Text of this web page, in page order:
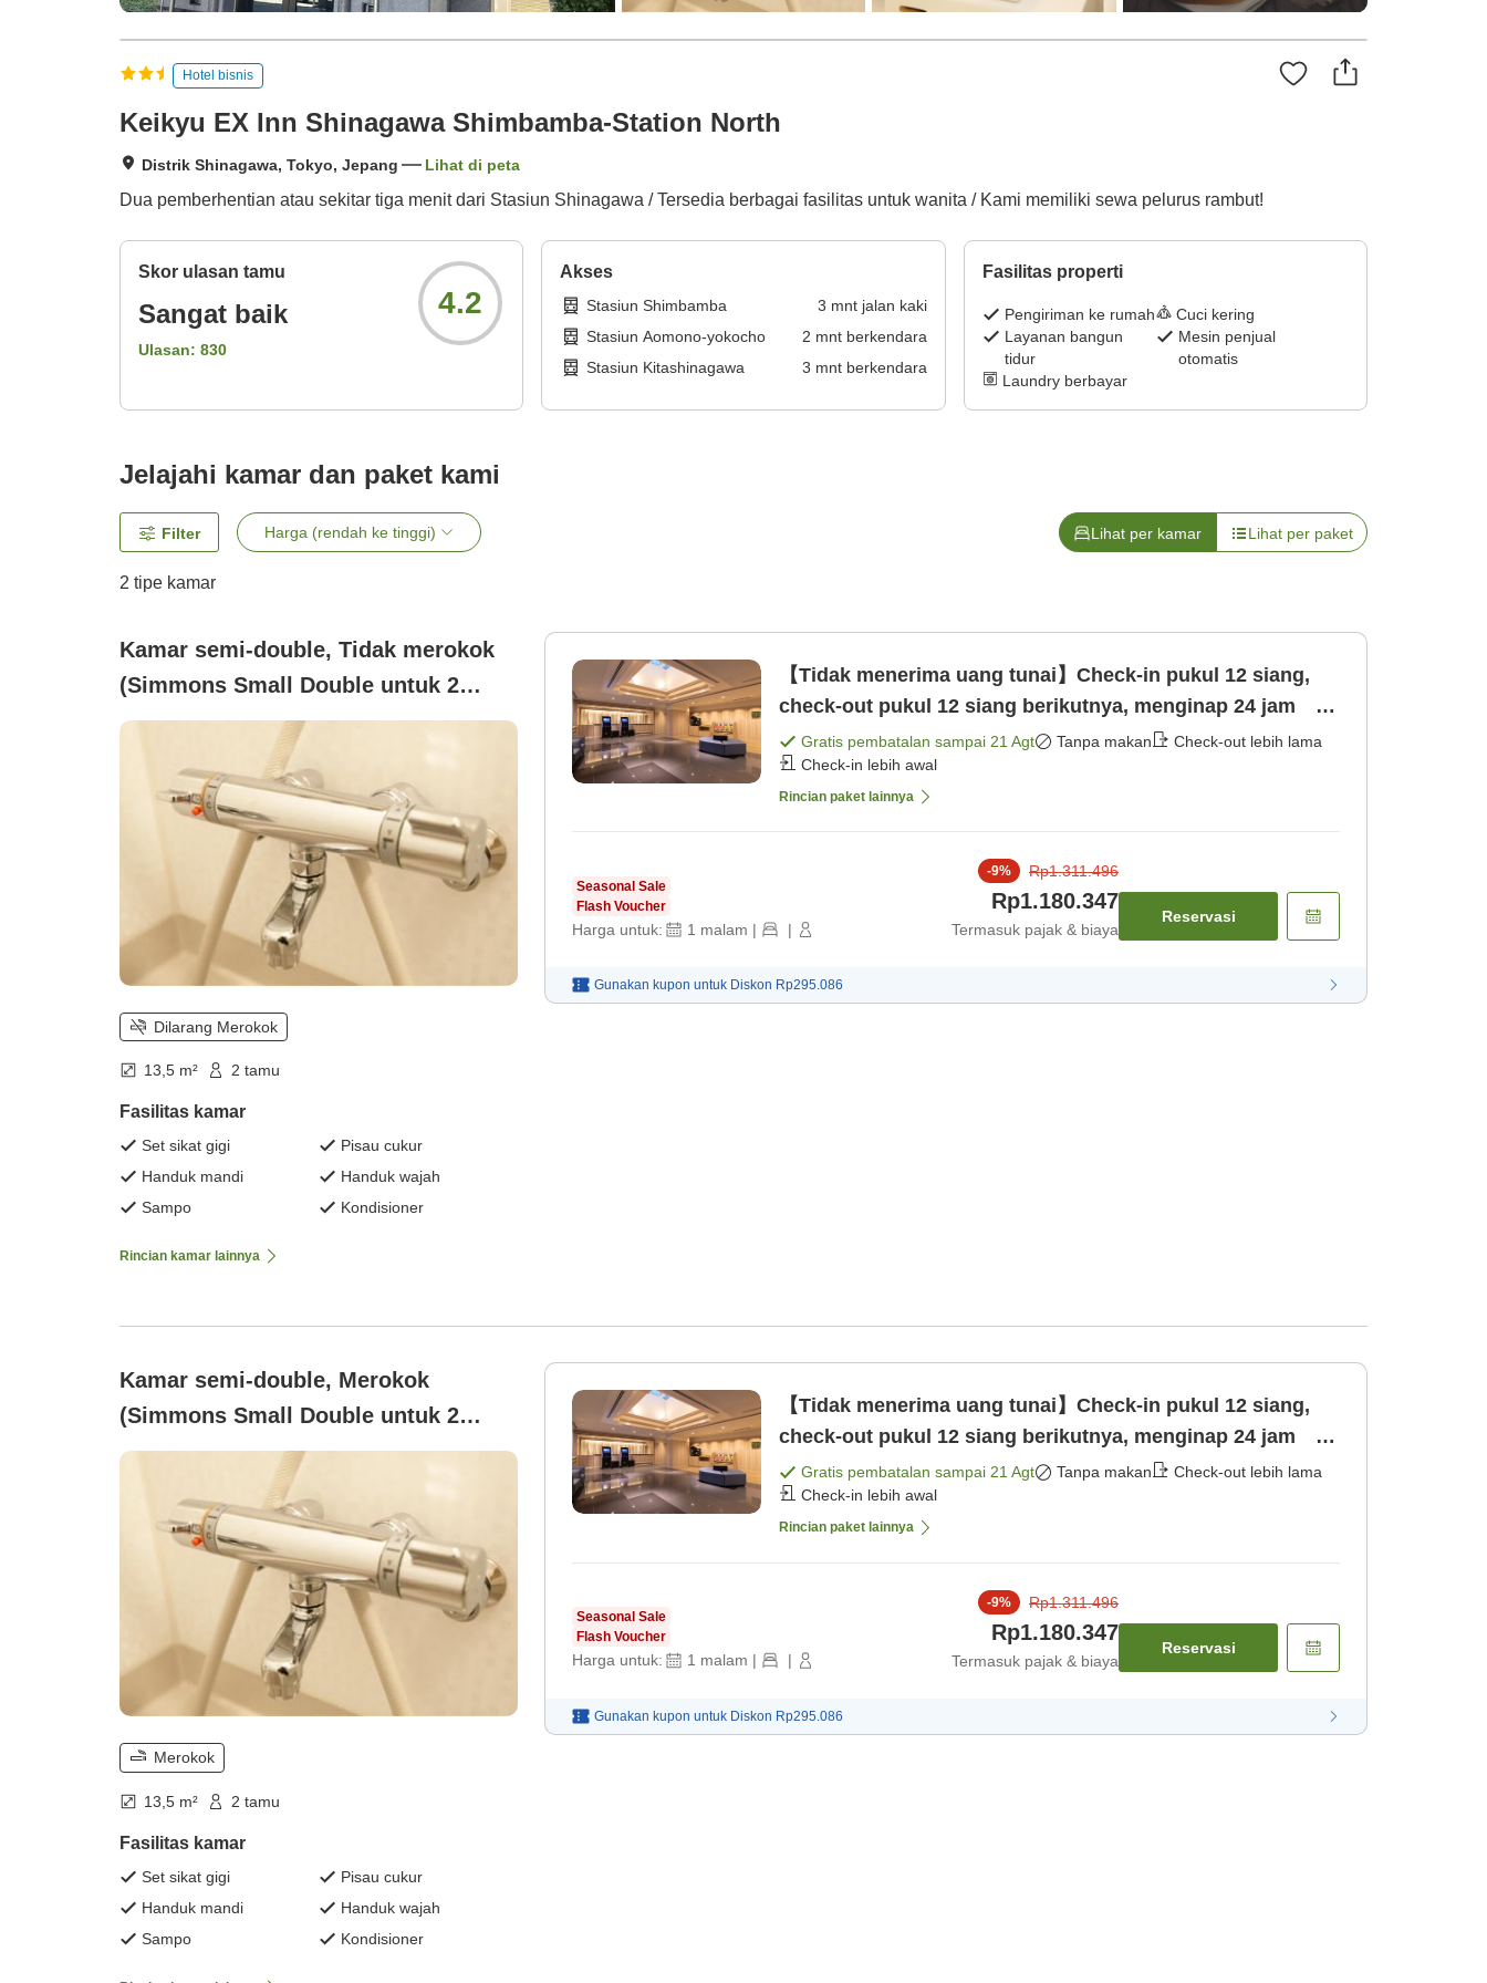
Hotel bisnis
Keikyu EX Inn Shinagawa Shimbamba-Station North
Distrik Shinagawa, Tokyo, Jepang Lihat di peta
Dua pemberhentian atau sekitar tiga menit dari Stasiun Shinagawa / Tersedia berbagai fasilitas untuk wanita / Kami memiliki sewa pelurus rambut!
Skor ulasan tamu
Sangat baik
Ulasan: 830
4.2
Akses
Stasiun Shimbamba 3 mnt jalan kaki
Stasiun Aomono-yokocho
2 mnt berkendara
Stasiun Kitashinagawa
3 mnt berkendara
Fasilitas properti
Pengiriman ke rumah
Cuci kering
Layanan bangun
tidur
Mesin penjual
otomatis
Laundry berbayar
Jelajahi kamar dan paket kami
Filter Harga (rendah ke tinggi) Lihat per kamar Lihat per paket
2 tipe kamar
Kamar semi-double, Tidak merokok
(Simmons Small Double untuk 2
orang (lebar 140 cm))
Dilarang Merokok
13,5 m² 2 tamu
Fasilitas kamar
Set sikat gigi
Pisau cukur
Handuk mandi
Handuk wajah
Sampo
Kondisioner
Rincian kamar lainnya
【Tidak menerima uang tunai】Check-in pukul 12 siang,
check-out pukul 12 siang berikutnya, menginap 24 jam
hanya kamar [Kamar saja]
Gratis pembatalan sampai 21 Agt Tanpa makan
Check-out lebih lama
Check-in lebih awal
Rincian paket lainnya
Seasonal Sale
Flash Voucher
Harga untuk: 1 malam | |
-9% Rp1.311.496
Rp1.180.347
Termasuk pajak & biaya
Reservasi
Gunakan kupon untuk Diskon Rp295.086
Kamar semi-double, Merokok
(Simmons Small Double untuk 2
orang (lebar 140 cm))
Merokok
13,5 m² 2 tamu
Fasilitas kamar
Set sikat gigi
Pisau cukur
Handuk mandi
Handuk wajah
Sampo
Kondisioner
【Tidak menerima uang tunai】Check-in pukul 12 siang,
check-out pukul 12 siang berikutnya, menginap 24 jam
hanya kamar [Kamar saja]
Gratis pembatalan sampai 21 Agt Tanpa makan
Check-out lebih lama
Check-in lebih awal
Rincian paket lainnya
Seasonal Sale
Flash Voucher
Harga untuk: 1 malam | |
-9% Rp1.311.496
Rp1.180.347
Termasuk pajak & biaya
Reservasi
Gunakan kupon untuk Diskon Rp295.086